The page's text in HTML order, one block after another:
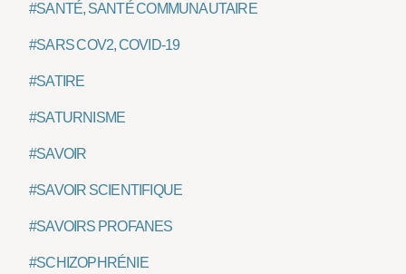
#SANTÉ, SANTÉ COMMUNAUTAIRE
#SARS COV2, COVID-19
#SATIRE
#SATURNISME
#SAVOIR
#SAVOIR SCIENTIFIQUE
#SAVOIRS PROFANES
#SCHIZOPHRÉNIE